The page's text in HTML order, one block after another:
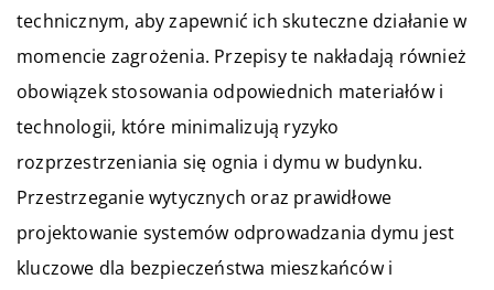
technicznym, aby zapewnić ich skuteczne działanie w
momencie zagrożenia. Przepisy te nakładają również
obowiązek stosowania odpowiednich materiałów i
technologii, które minimalizują ryzyko
rozprzestrzeniania się ognia i dymu w budynku.
Przestrzeganie wytycznych oraz prawidłowe
projektowanie systemów odprowadzania dymu jest
kluczowe dla bezpieczeństwa mieszkańców i